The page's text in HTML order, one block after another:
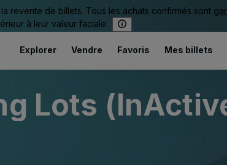
revente de billets. Tous les achats confirmés sont
à leur valeur faciale.
Explorer Vendre Favoris Mes billets
Lots